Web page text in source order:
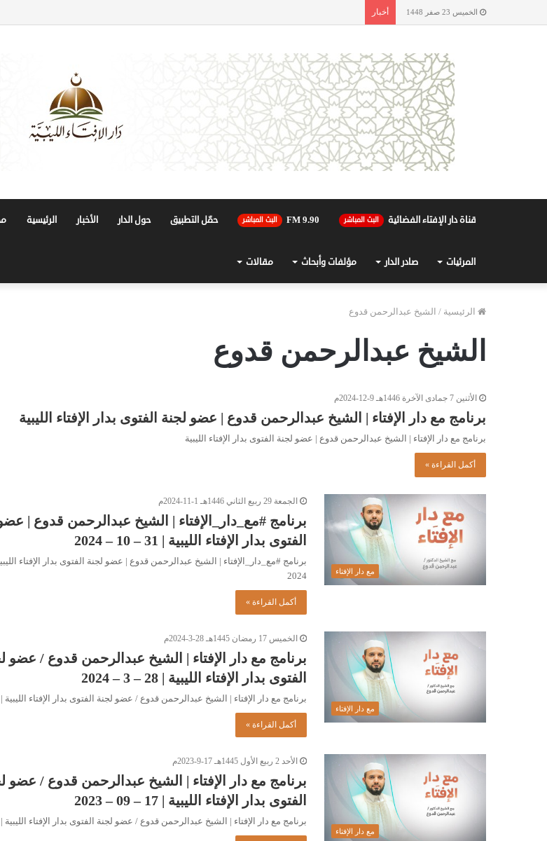
الخميس 23 صفر 1448 أخبار
قناة دار الإفتاء الفضائية البث المباشر 90.FM 9 البث المباشر حمّل التطبيق حول الدار الأخبار الرئيسية
المرئيات صادر الدار مؤلفات وأبحاث مقالات
الرئيسية / الشيخ عبدالرحمن قدوع
الشيخ عبدالرحمن قدوع
الأثنين 7 جمادى الآخرة 1446هـ 9-12-2024م
برنامج مع دار الإفتاء | الشيخ عبدالرحمن قدوع | عضو لجنة الفتوى بدار الإفتاء الليبية
برنامج مع دار الإفتاء | الشيخ عبدالرحمن قدوع | عضو لجنة الفتوى بدار الإفتاء الليبية
أكمل القراءة »
مع دار الإفتاء
الجمعة 29 ربيع الثاني 1446هـ 1-11-2024م
برنامج #مع_دار_الإفتاء | الشيخ عبدالرحمن قدوع |
الفتوى بدار الإفتاء الليبية | 31 – 10 – 2024
2024
أكمل القراءة »
مع دار الإفتاء
الخميس 17 رمضان 1445هـ 28-3-2024م
برنامج مع دار الإفتاء | الشيخ عبدالرحمن قدوع / عضو
الفتوى بدار الإفتاء الليبية | 28 – 3 – 2024
برنامج مع دار الإفتاء | الشيخ عبدالرحمن قدوع / عضو لجنة الفتوى بدار الإفتاء الليبية | 28 – 3 –…
أكمل القراءة »
مع دار الإفتاء
الأحد 2 ربيع الأول 1445هـ 17-9-2023م
برنامج مع دار الإفتاء | الشيخ عبدالرحمن قدوع / عضو
الفتوى بدار الإفتاء الليبية | 17 – 09 – 2023
برنامج مع دار الإفتاء | الشيخ عبدالرحمن قدوع / عضو لجنة الفتوى بدار الإفتاء الليبية | 17 – 09 –…